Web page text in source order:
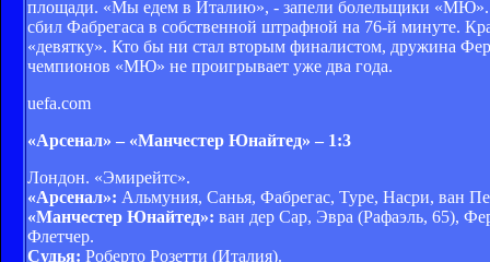
площади. «Мы едем в Италию», - запели болельщики «МЮ».
сбил Фабрегаса в собственной штрафной на 76-й минуте.
«девятку». Кто бы ни стал вторым финалистом, дружина
чемпионов «МЮ» не проигрывает уже два года.
uefa.com
«Арсенал» – «Манчестер Юнайтед» – 1:3
Лондон. «Эмирейтс».
«Арсенал»: Альмуния, Санья, Фабрегас, Туре, Насри, ван
«Манчестер Юнайтед»: ван дер Сар, Эвра (Рафаэль, 65),
Флетчер.
Судья: Роберто Розетти (Италия).